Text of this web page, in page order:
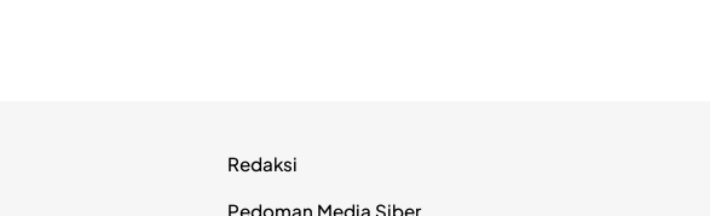
Redaksi
Pedoman Media Siber